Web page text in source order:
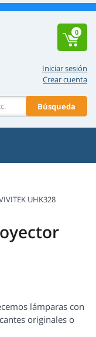
Iniciar sesión
Crear cuenta
Búsqueda
0
UHK328
lámparas con
originales o